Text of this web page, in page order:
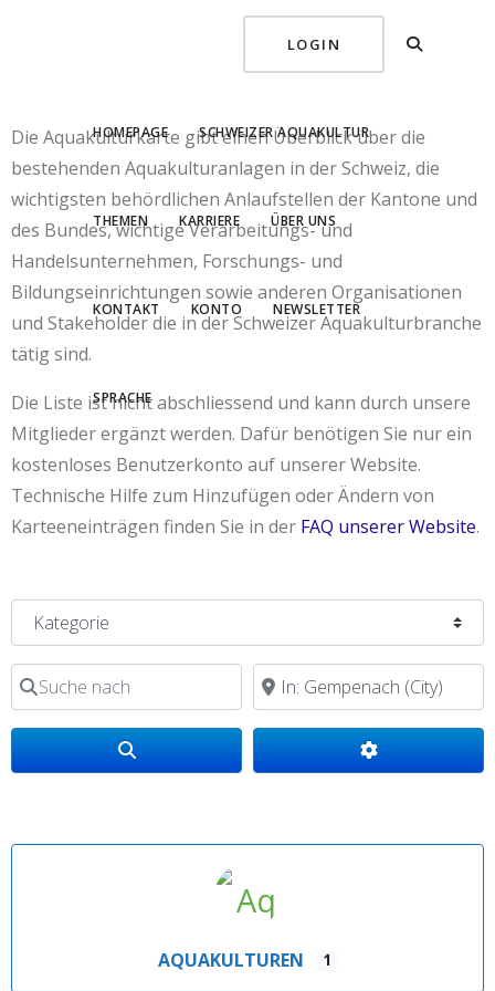
LOGIN
HOMEPAGE SCHWEIZER AQUAKULTUR
THEMEN KARRIERE ÜBER UNS
KONTAKT KONTO NEWSLETTER
SPRACHE
Die Aquakulturkarte gibt einen Überblick über die
bestehenden Aquakulturanlagen in der Schweiz, die
wichtigsten behördlichen Anlaufstellen der Kantone und
des Bundes, wichtige Verarbeitungs- und
Handelsunternehmen, Forschungs- und
Bildungseinrichtungen sowie anderen Organisationen
und Stakeholder die in der Schweizer Aquakulturbranche
tätig sind.
Die Liste ist nicht abschliessend und kann durch unsere
Mitglieder ergänzt werden. Dafür benötigen Sie nur ein
kostenloses Benutzerkonto auf unserer Website.
Technische Hilfe zum Hinzufügen oder Ändern von
Karteeneinträgen finden Sie in der FAQ unserer Website.
Kategorie
Suche nach in der Nähe von
Search Advanced
AQUAKULTUREN 1